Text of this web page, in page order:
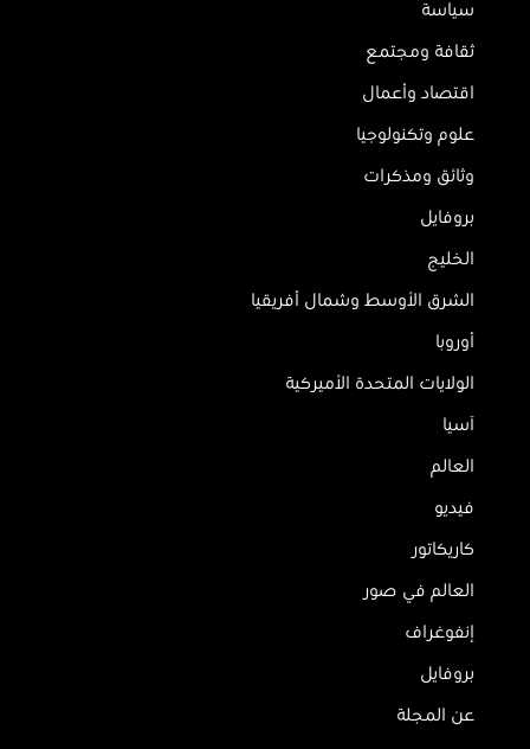
سياسة
ثقافة ومجتمع
اقتصاد وأعمال
علوم وتكنولوجيا
وثائق ومذكرات
بروفايل
الخليج
الشرق الأوسط وشمال أفريقيا
أوروبا
الولايات المتحدة الأميركية
آسيا
العالم
فيديو
كاريكاتور
العالم في صور
إنفوغراف
بروفايل
عن المجلة